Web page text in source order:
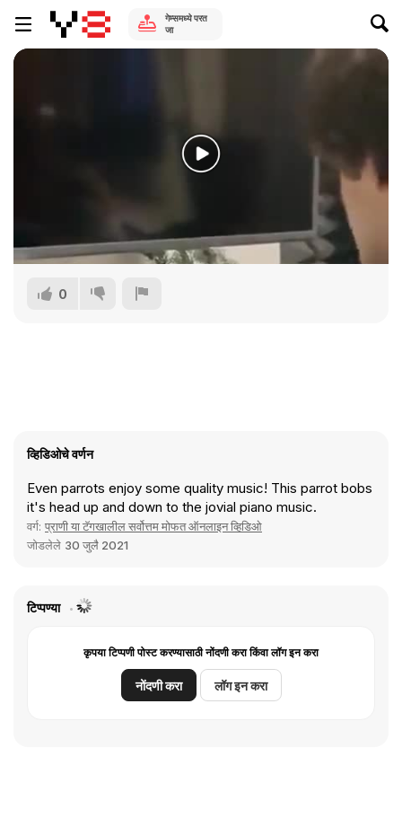
गेम्समध्ये परत
जा
0
व्हिडिओचे वर्णन
Even parrots enjoy some quality music! This parrot bobs
it's head up and down to the jovial piano music.
वर्ग: प्राणी या टॅगखालील सर्वोत्तम मोफत ऑनलाइन व्हिडिओ
जोडलेले 30 जुलै 2021
टिप्पण्या
कृपया टिप्पणी पोस्ट करण्यासाठी नोंदणी करा किंवा लॉग इन करा
नोंदणी करा लॉग इन करा